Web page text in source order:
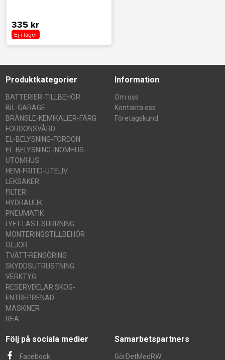
335 kr
Ej i lager
Produktkategorier
BATTERIER-TILLBEHÖR
BIL-GARAGE
BRÄNSLE-KEMIKALIER-FÄRG
FORDONSVÅRD
EL-BELYSNING-FORDON
EL-BELYSNING-INOMHUS-
UTOMHUS
HEM-FRITID-UTELIV
LEKSAKER
FILTER
HYDRAULIK
PNEUMATIK
LYFT-LAST-SURRNING
MONTERINGSTILLBEHÖR
OLJOR
TVÄTT-RENGÖRING
SKYDDSUTRUSTNING
VERKTYG
RESERVDELAR SKOG-
ENTREPRENAD
MASKINER
REA
Information
Om oss
Kontakta oss
Företagskund
Följ på sociala medier
Facebook
Samarbetspartners
GörDetMedRW